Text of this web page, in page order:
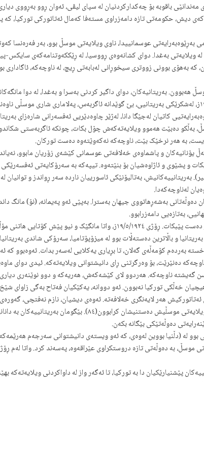
مەندانێی باقوبە بۆ چەکدارکردنیان لە سپای لیڤی، ئەوان ڕوو
دیش، حکومەتی تازە دامەزراوی مستەفا کەمال ئەتاتورکی تورکیا،
عوسمانییدا، ناوی ویلایەتی موسڵ بوو، بەر فەرەنسا
بەغدا. دوای کشانەوەی ڕووسیا، لە ڕێککەوتنامەکەی سایکس-
بەهۆی بوونی زووتری سیخوڕانی لەبابەتی ڕیچ، لە ناوچەکە،
هەبوون. بەریتانیەکان، دوای داگیر کردنی بەسرا و بەغدا، لە دوا
ویلایەتی موسلیش بگرن. دوای ئاگربەسی ڕۆژی ٣٠/ی ئۆکتۆبەری ساڵی ١٩١٨ز، لەشکرێکی بەریتانیی، بێ گوێدانە
کاتیان لەجێگا دانا، لەژێر چاوەدێریی ئەفسەرانی شارەزای
دەبێت هەموو ویلایەتەکەش چۆل بکات، چونکە ئاگربەستی
بە هەر نرخێک بێت، ناوچەکە نەکەوێتەوە دەست تورکان.
و پاشماوەی خەلافەتی عوسمانی کێشەی زۆریان مابوو،
بکات و پشێوی و ئاژاوەشیان بۆ بنێتەوە. تیپەکە بە سەرۆکایەتی
لەناوچەکەدا.
ڕۆژی ٢٤/٧/١٩٢٣ز، پەیمانی لۆزان، لەنێوان دەوڵەتانی بەشەڕهاتووی جیهان بەسترا. بەپێی ئەو
بەتازەیی دامەزرابوو.
هەردوو لای کێشەکە ڕێککەوتن، تا مۆڵەتی نۆ مانگەکە، لە ڕۆژی ٥/١٠/١٩٢٣ز دەست
و باڵاترین دەستەڵات بوو لە میزۆپۆتامیا، سەرۆکی شاندی
نۆ مانگەکە، بەریتانیا ڕۆژی ٦/٨/١٩٢٤ز، کێشەکەی خستە بەردەم کۆمەڵەی گەلان، تا بڕیاری
دەنێرێت، بۆ وەرگرتنی ڕای دانیشتوانی ویلایەتەکە. ئیدی دوای
گەیشتە ناوچەکە. هەردوو لای کێشەکەش، هەریەکە و دوو نوێنەری دیاری
خەڵکی تورکیا نەبوون. ئەو دووانە، یەکێکیان فەتاح بەگی
هەر لایەنگری خەلافەتە. ئەوەی دیشیان، نازم نەفتچی،
هەردووکیان، لەلایەن حکومەتی تازەی ئەتاتورک لە ئەنکارا، وەکو
دەوڵەتێکی بێگانە بکەن.
بوو لە (دڵنیا بووین لەوەی، کە ئەو ویستەی دانیشتوانی سەرجەم
ویلایەتی موسڵ، بە دەوڵەتی تازە دروستکراوی عێراقەوە، پەسەند کرد.